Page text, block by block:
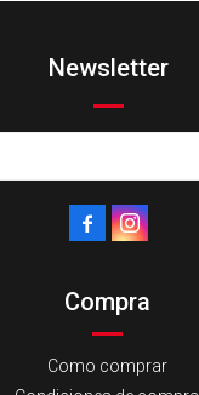
Compra
Como comprar
Newsletter
 